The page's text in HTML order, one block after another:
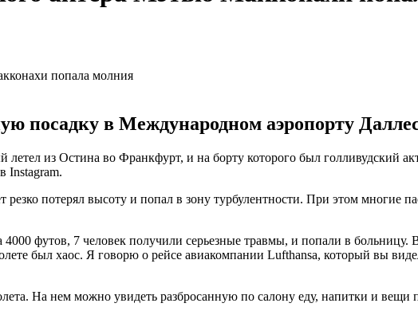
посадку в Международном аэропорту
летел из Остина во Франкфурт, и на борту которого был голливудский
Instagram.
резко потерял высоту и попал в зону турбулентности. При этом
футов, 7 человек получили серьезные травмы, и попали в
был хаос. Я говорю о рейсе авиакомпании Lufthansa, который вы
На нем можно увидеть разбросанную по салону еду, напитки и вещи